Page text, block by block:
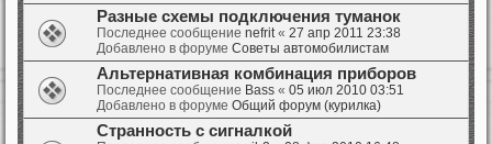
Разные схемы подключения туманок
Последнее сообщение nefrit« 27 апр 2011 23:38
Добавлено в форуме Советы автомобилистам
Альтернативная комбинация приборов
Последнее сообщение Bass « 05 июл 2010 03:51
Добавлено в форуме Общий форум (курилка)
Странность с сигналкой